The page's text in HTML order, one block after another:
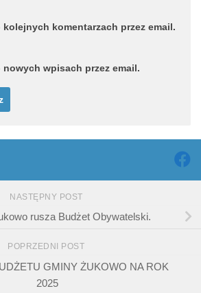
kolejnych komentarzach przez email.
nowych wpisach przez email.
NASTĘPNY POST
rusza Budżet Obywatelski.
POPRZEDNI POST
GMINY ŻUKOWO NA ROK
2025